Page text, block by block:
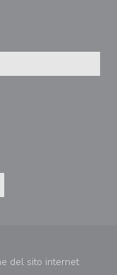
((apre una nuova
del sito internet